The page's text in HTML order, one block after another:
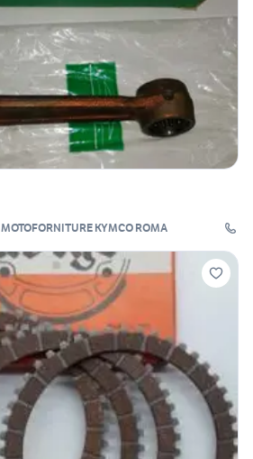
NAPOLEONI MOTOFORNITURE KYMCO ROMA